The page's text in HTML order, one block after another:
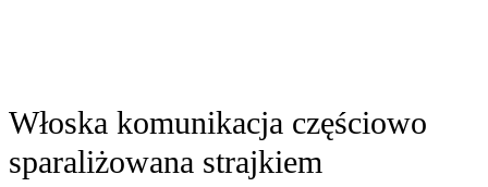
Włoska komunikacja częściowo
sparaliżowana strajkiem